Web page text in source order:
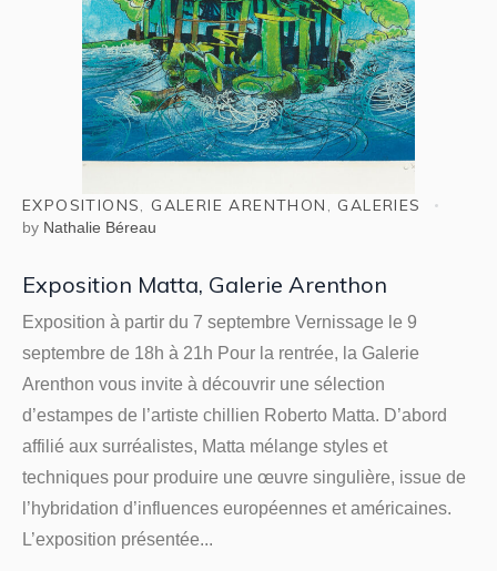
EXPOSITIONS, GALERIE ARENTHON , GALERIES
by Nathalie Béreau
Exposition Matta, Galerie Arenthon
Exposition à partir du 7 septembre Vernissage le 9
septembre de 18h à 21h Pour la rentrée, la Galerie
Arenthon vous invite à découvrir une sélection
d’estampes de l’artiste chillien Roberto Matta. D’abord
affilié aux surréalistes, Matta mélange styles et
techniques pour produire une œuvre singulière, issue de
l’hybridation d’influences européennes et américaines.
L’exposition présentée...